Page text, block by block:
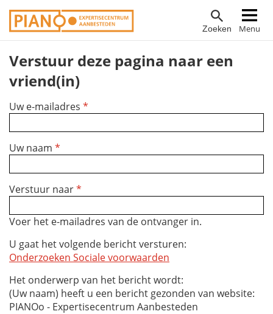
Overslaan
en
de
inhoud
gaan
Zoeken Menu
Hoofdnavigatie
Verstuur deze pagina naar een
vriend(in)
Uw e-mailadres *
Uw naam *
Verstuur naar*
Voer het e-mailadres van de ontvanger in.
U gaat het volgende bericht versturen:
Onderzoeken Sociale voorwaarden
Het onderwerp van het bericht wordt:
(Uw naam) heeft u een bericht gezonden van website:
PIANOo - Expertisecentrum Aanbesteden